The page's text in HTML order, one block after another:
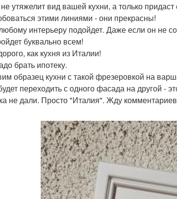
утяжелит вид вашей кухни, а только придаст
этими линиями - они прекрасны!
интерьеру подойдет. Даже если он не
буквально всем!
как кухня из Италии!
брать ипотеку.
образец кухни с такой фрезеровкой на
переходить с одного фасада на другой -
не дали. Просто "Италия". Жду